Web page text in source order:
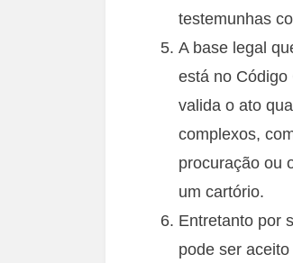
testemunhas
A base legal
está no Código
valida o ato
complexos,
procuração ou
um cartório.
Entretanto por
pode ser